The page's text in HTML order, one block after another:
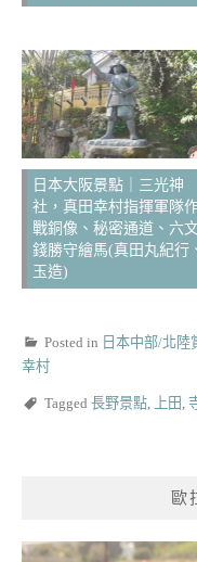
日本大阪景點｜三光神
社，真田幸村指揮軍隊
戰銅像、秘密通道、六
錢勝守繪馬(真田丸紀行
玉造)
Posted in 日本中部/北陸
幸村
Tagged 長野景點 上田
歐